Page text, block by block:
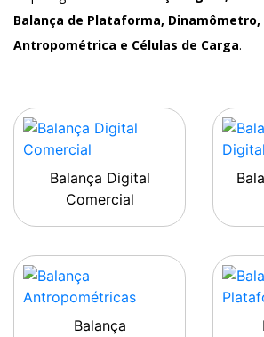
Balança de Plataforma, Dinamômetro,
Antropométrica e Células de Carga.
Balança Digital
Comercial
Balança